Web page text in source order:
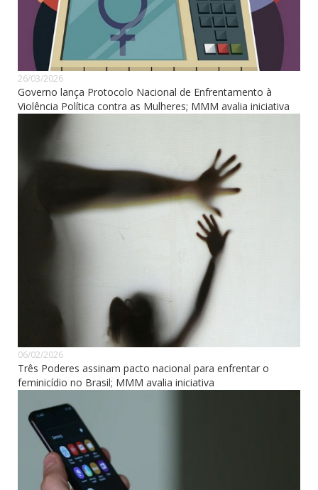
26/03/2026
Governo lança Protocolo Nacional de Enfrentamento à
Violência Política contra as Mulheres; MMM avalia iniciativa
06/02/2026
Três Poderes assinam pacto nacional para enfrentar o
feminicídio no Brasil; MMM avalia iniciativa